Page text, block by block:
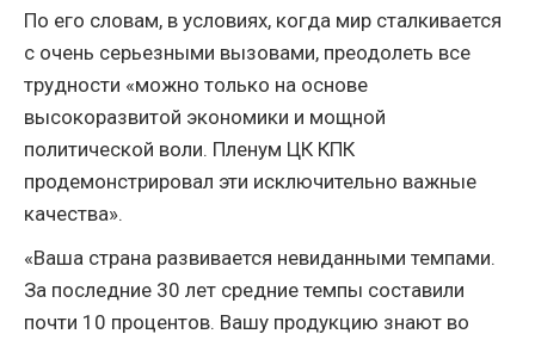
По его словам, в условиях, когда мир сталкивается
с очень серьезными вызовами, преодолеть все
трудности «можно только на основе
высокоразвитой экономики и мощной
политической воли. Пленум ЦК КПК
продемонстрировал эти исключительно важные
качества».
«Ваша страна развивается невиданными темпами.
За последние 30 лет средние темпы составили
почти 10 процентов. Вашу продукцию знают во